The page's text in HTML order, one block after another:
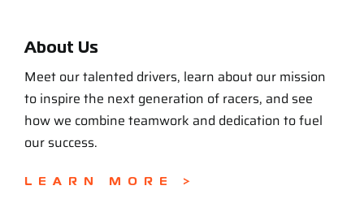
About Us
Meet our talented drivers, learn about our mission
to inspire the next generation of racers, and see
how we combine teamwork and dedication to fuel
our success.
LEARN MORE >